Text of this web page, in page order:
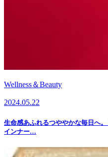
Wellness＆Beauty
2024.05.22
生命感あふれるつややかな毎日へ
インナー…